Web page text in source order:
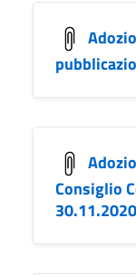
Consiglio
30.11.2020